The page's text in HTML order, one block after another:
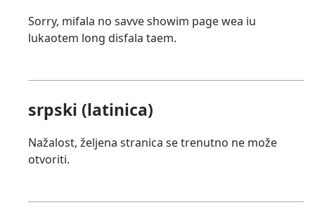
Sorry, mifala no savve showim page wea iu
lukaotem long disfala taem.
srpski (latinica)
Nažalost, željena stranica se trenutno ne može
otvoriti.